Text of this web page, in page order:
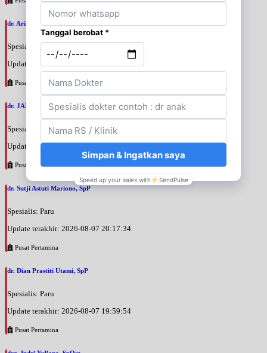
dr. Arini Purwono, SpP
Spesialis: Paru
Update terakhir: 2026-08-07 20:25:58
Pusat Pertamina
dr. JANUAR HABIBI, SpP
Spesialis: Paru
Update terakhir: 2026-08-07 20:23:50
Pusat Pertamina
dr. Sutji Astuti Mariono, SpP
Spesialis: Paru
Update terakhir: 2026-08-07 20:17:34
Pusat Pertamina
dr. Dian Prastiti Utami, SpP
Spesialis: Paru
Update terakhir: 2026-08-07 19:59:54
Pusat Pertamina